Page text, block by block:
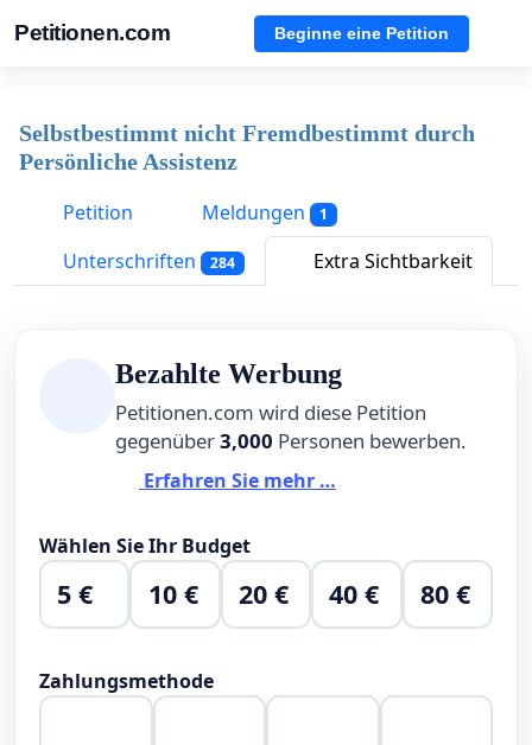
Petitionen.com Beginne eine Petition
Selbstbestimmt nicht Fremdbestimmt durch
Persönliche Assistenz
Petition
Meldungen 1
Unterschriften 284 Extra Sichtbarkeit
Bezahlte Werbung
Petitionen.com wird diese Petition
gegenüber3,000 Personen bewerben.
Erfahren Sie mehr …
Wählen Sie Ihr Budget
5 € 10 € 20 € 40 € 80 €
Zahlungsmethode